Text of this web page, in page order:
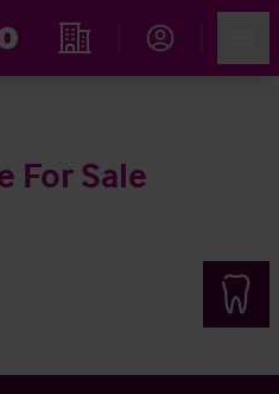
Immobiliensuche
For Sale